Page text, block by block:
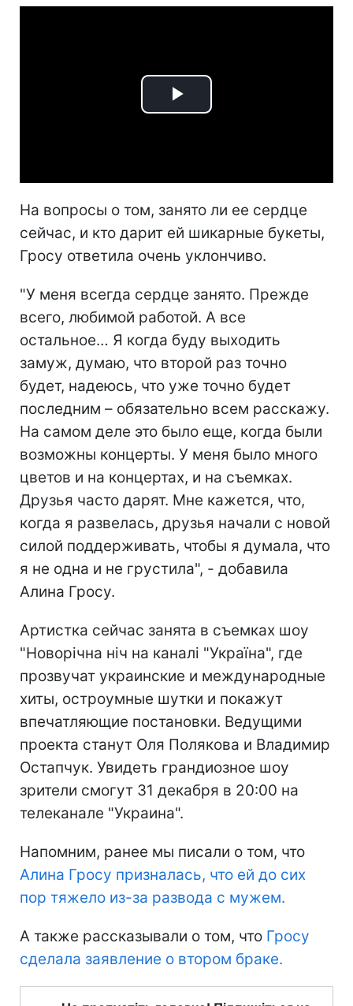
Play
На вопросы о том, занято ли ее сердце
сейчас, и кто дарит ей шикарные букеты,
Гросу ответила очень уклончиво.
"У меня всегда сердце занято. Прежде
всего, любимой работой. А все
остальное… Я когда буду выходить
замуж, думаю, что второй раз точно
будет, надеюсь, что уже точно будет
последним – обязательно всем расскажу.
На самом деле это было еще, когда были
возможны концерты. У меня было много
цветов и на концертах, и на съемках.
Друзья часто дарят. Мне кажется, что,
когда я развелась, друзья начали с новой
силой поддерживать, чтобы я думала, что
я не одна и не грустила", - добавила
Алина Гросу.
Артистка сейчас занята в съемках шоу
"Новорічна ніч на каналі "Україна", где
прозвучат украинские и международные
хиты, остроумные шутки и покажут
впечатляющие постановки. Ведущими
проекта станут Оля Полякова и Владимир
Остапчук. Увидеть грандиозное шоу
зрители смогут 31 декабря в 20:00 на
телеканале "Украина".
Напомним, ранее мы писали о том, что
Алина Гросу призналась, что ей до сих
пор тяжело из-за развода с мужем.
А также рассказывали о том, что Гросу
сделала заявление о втором браке.